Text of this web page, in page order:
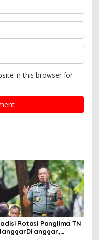
in this browser for
Rotasi Panglima TNI